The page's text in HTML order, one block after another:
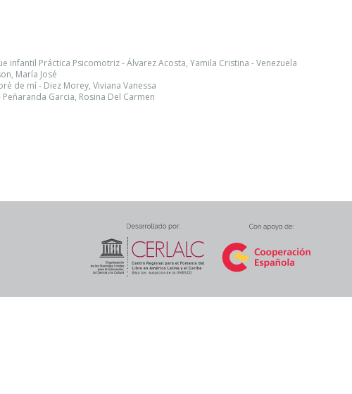
infantil Práctica Psicomotriz - Álvarez Acosta, Yamila Cristina - Venezuela
María José
de mí - Diez Morey, Viviana Vanessa
Garcia, Rosina Del Carmen